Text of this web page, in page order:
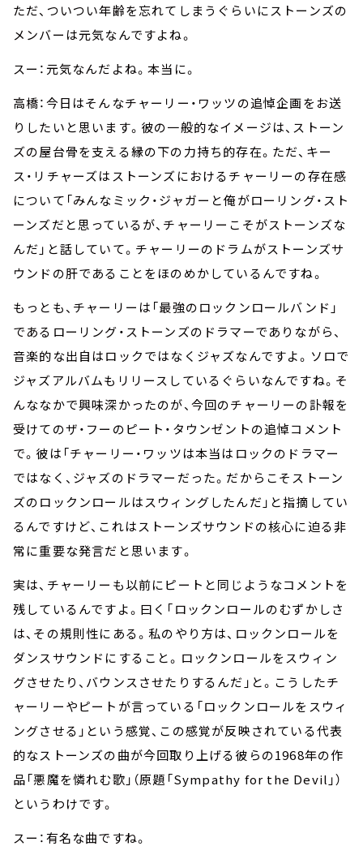
ただ、ついつい年齢を忘れてしまうぐらいにストーンズの
メンバーは元気なんですよね。
スー：元気なんだよね。本当に。
高橋：今日はそんなチャーリー・ワッツの追悼企画をお送
りしたいと思います。彼の一般的なイメージは、ストーン
ズの屋台骨を支える縁の下の力持ち的存在。ただ、キー
ス・リチャーズはストーンズにおけるチャーリーの存在感
について「みんなミック・ジャガーと俺がローリング・スト
ーンズだと思っているが、チャーリーこそがストーンズな
んだ」と話していて。チャーリーのドラムがストーンズサ
ウンドの肝であることをほのめかしているんですね。
もっとも、チャーリーは「最強のロックンロールバンド」
であるローリング・ストーンズのドラマーでありながら、
音楽的な出自はロックではなくジャズなんですよ。ソロで
ジャズアルバムもリリースしているぐらいなんですね。そ
んななかで興味深かったのが、今回のチャーリーの訃報を
受けてのザ・フーのピート・タウンゼントの追悼コメント
で。彼は「チャーリー・ワッツは本当はロックのドラマー
ではなく、ジャズのドラマーだった。だからこそストーン
ズのロックンロールはスウィングしたんだ」と指摘してい
るんですけど、これはストーンズサウンドの核心に迫る非
常に重要な発言だと思います。
実は、チャーリーも以前にピートと同じようなコメントを
残しているんですよ。曰く「ロックンロールのむずかしさ
は、その規則性にある。私のやり方は、ロックンロールを
ダンスサウンドにすること。ロックンロールをスウィン
グさせたり、バウンスさせたりするんだ」と。こうしたチ
ャーリーやピートが言っている「ロックンロールをスウィ
ングさせる」という感覚、この感覚が反映されている代表
的なストーンズの曲が今回取り上げる彼らの1968年の作
品「悪魔を憐れむ歌」（原題「Sympathy for the Devil」）
というわけです。
スー：有名な曲ですね。